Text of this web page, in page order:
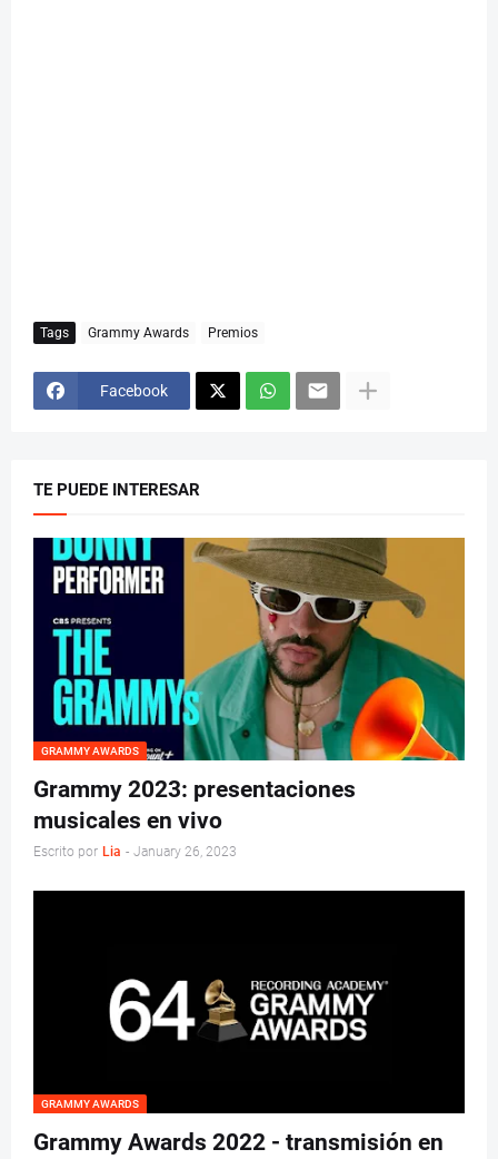
Tags Grammy Awards Premios
Facebook
TE PUEDE INTERESAR
GRAMMY AWARDS
Grammy 2023: presentaciones
musicales en vivo
Escrito por Lia - January 26, 2023
GRAMMY AWARDS
Grammy Awards 2022 - transmisión en